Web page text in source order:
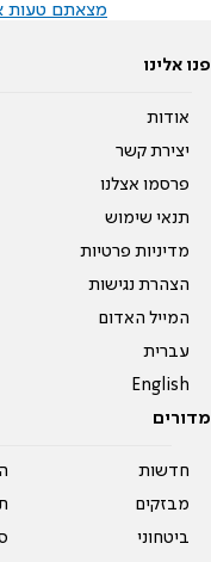
מצאתם טעות
פנו אלינו
אודות
יצירת קשר
פרסמו אצלנו
תנאי שימוש
מדיניות פרטיות
הצהרת נגישות
המייל האדום
עברית
English
מדורים
חדשות
מבזקים
ביטחוני